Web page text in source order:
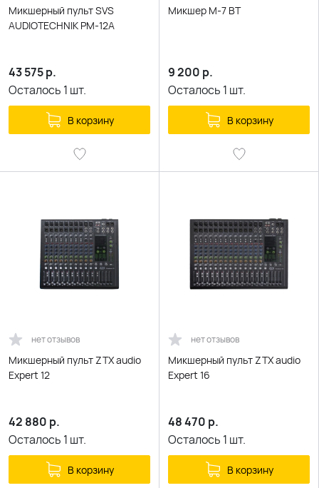
Микшерный пульт SVS
AUDIOTECHNIK PM-12A
43 575р.
Осталось 1 шт.
В корзину
Микшер M-7 BT
9 200 р.
Осталось 1 шт.
В корзину
нет отзывов
Mикшерный пульт ZTX audio
Expert 12
42 880 р.
Осталось 1 шт.
В корзину
нет отзывов
Mикшерный пульт ZTX audio
Expert 16
48 470 р.
Осталось 1 шт.
В корзину